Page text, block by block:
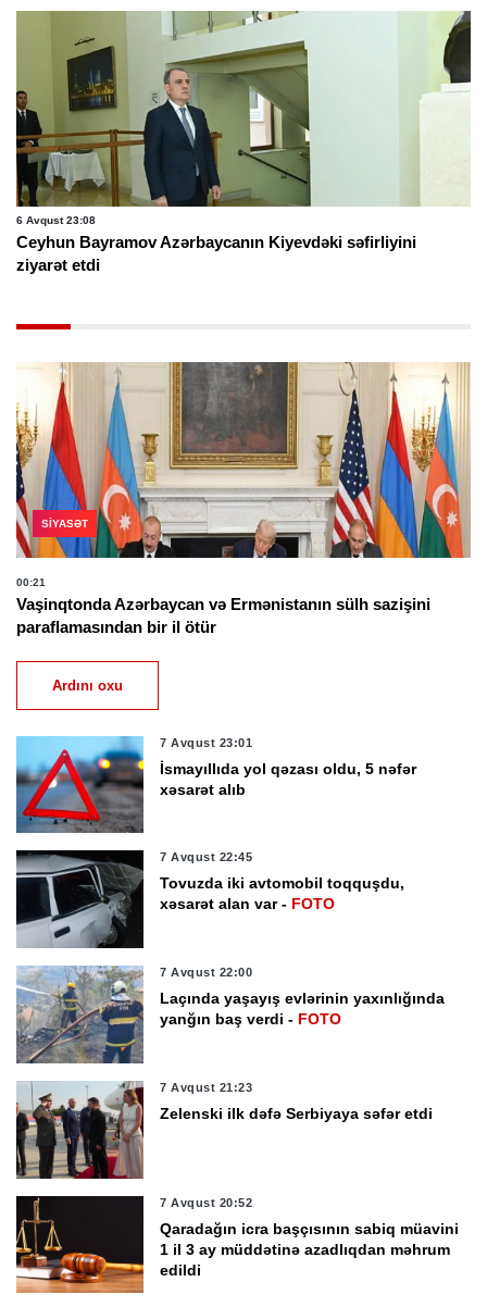
6 Avqust 23:08
Ceyhun Bayramov Azərbaycanın Kiyevdəki səfirliyini
ziyarət etdi
SIYASƏT
00:21
Vaşinqtonda Azərbaycan və Ermənistanın sülh sazişini
paraflamasından bir il ötür
Ardını oxu
7 Avqust 23:01
İsmayıllıda yol qəzası oldu, 5 nəfər
xəsarət alıb
7 Avqust 22:45
Tovuzda iki avtomobil toqquşdu,
xəsarət alan var - FOTO
7 Avqust 22:00
Laçında yaşayış evlərinin yaxınlığında
yanğın baş verdi - FOTO
7 Avqust 21:23
Zelenski ilk dəfə Serbiyaya səfər etdi
7 Avqust 20:52
Qaradağın icra başçısının sabiq müavini
1 il 3 ay müddətinə azadlıqdan məhrum
edildi